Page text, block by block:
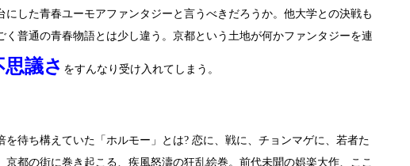
した青春ユーモアファンタジーと言うべきだろうか。他大学との決戦も
普通の青春物語とは少し違う。京都という土地が何かファンタジーを連
議さ をすんなり受け入れてしまう。
待ち構えていた「ホルモー」とは? 恋に、戦に、チョンマゲに、若者た
都の街に巻き起こる、疾風怒濤の狂乱絵巻。前代未聞の娯楽大作、ここ